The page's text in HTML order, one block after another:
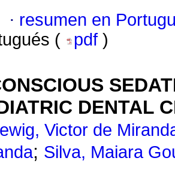
· resumen en
(
pdf )
DENTAL
Victor de
; Silva, Maiara